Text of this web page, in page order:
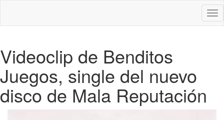
Videoclip de Benditos
Juegos, single del nuevo
disco de Mala Reputación